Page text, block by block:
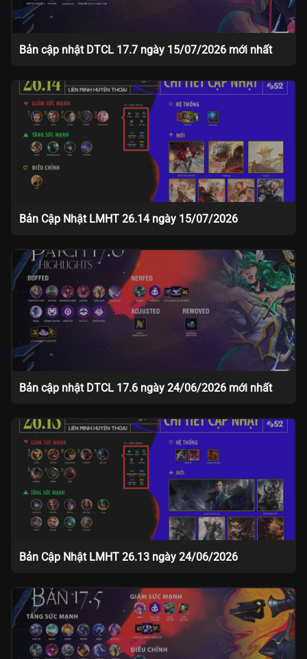
Bản cập nhật DTCL 17.7 ngày 15/07/2026 mới nhất
Bản Cập Nhật LMHT 26.14 ngày 15/07/2026
Bản cập nhật DTCL 17.6 ngày 24/06/2026 mới nhất
Bản Cập Nhật LMHT 26.13 ngày 24/06/2026